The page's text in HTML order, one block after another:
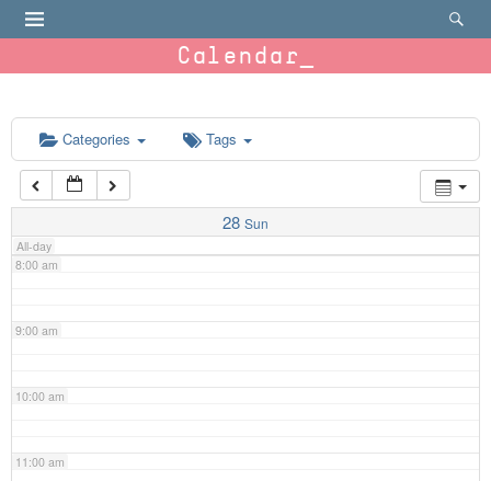
Calendar
Categories Tags
28 Sun
All-day
6:00 am
7:00 am
8:00 am
9:00 am
10:00 am
11:00 am